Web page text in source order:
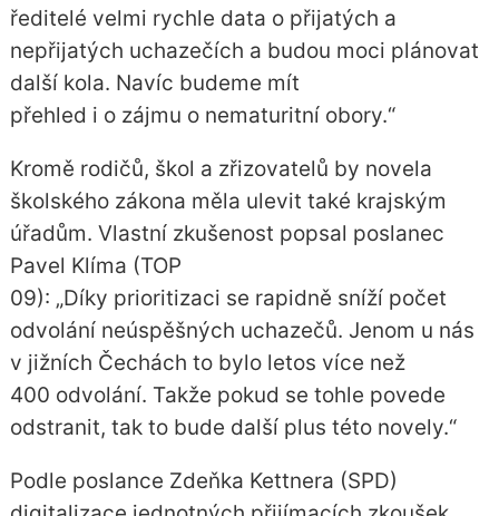
ředitelé velmi rychle data o přijatých a
nepřijatých uchazečích a budou moci plánovat
další kola. Navíc budeme mít
přehled i o zájmu o nematuritní obory.“
Kromě rodičů, škol a zřizovatelů by novela
školského zákona měla ulevit také krajským
úřadům. Vlastní zkušenost popsal poslanec
Pavel Klíma (TOP
09): „Díky prioritizaci se rapidně sníží počet
odvolání neúspěšných uchazečů. Jenom u nás
v jižních Čechách to bylo letos více než
400 odvolání. Takže pokud se tohle povede
odstranit, tak to bude další plus této novely.“
Podle poslance Zdeňka Kettnera (SPD)